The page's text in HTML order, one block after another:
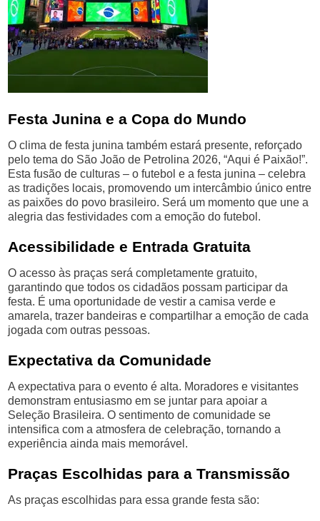
Festa Junina e a Copa do Mundo
O clima de festa junina também estará presente, reforçado
pelo tema do São João de Petrolina 2026, “Aqui é Paixão!”.
Esta fusão de culturas – o futebol e a festa junina – celebra
as tradições locais, promovendo um intercâmbio único entre
as paixões do povo brasileiro. Será um momento que une a
alegria das festividades com a emoção do futebol.
Acessibilidade e Entrada Gratuita
O acesso às praças será completamente gratuito,
garantindo que todos os cidadãos possam participar da
festa. É uma oportunidade de vestir a camisa verde e
amarela, trazer bandeiras e compartilhar a emoção de cada
jogada com outras pessoas.
Expectativa da Comunidade
A expectativa para o evento é alta. Moradores e visitantes
demonstram entusiasmo em se juntar para apoiar a
Seleção Brasileira. O sentimento de comunidade se
intensifica com a atmosfera de celebração, tornando a
experiência ainda mais memorável.
Praças Escolhidas para a Transmissão
As praças escolhidas para essa grande festa são: